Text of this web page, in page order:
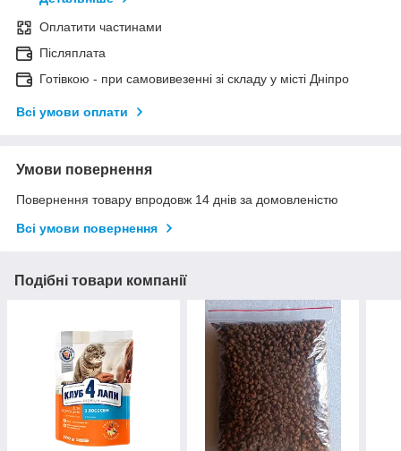
Оплатити частинами
Післяплата
Готівкою - при самовивезенні зі складу у місті Дніпро
Всі умови оплати
Умови повернення
Повернення товару впродовж 14 днів за домовленістю
Всі умови повернення
Подібні товари компанії